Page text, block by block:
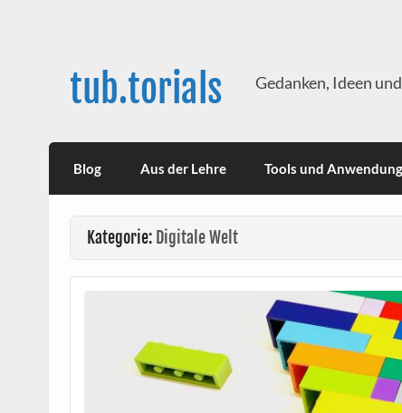
tub.torials Gedanken, Ideen
Blog Aus der Lehre Tools und
Kategorie: Digitale Welt